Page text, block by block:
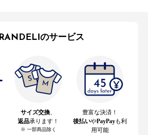
のサービス
サイズ交換
返品承ります！
※ 一部商品除く
豊富な決済！
後払いやPayPayも利
用可能